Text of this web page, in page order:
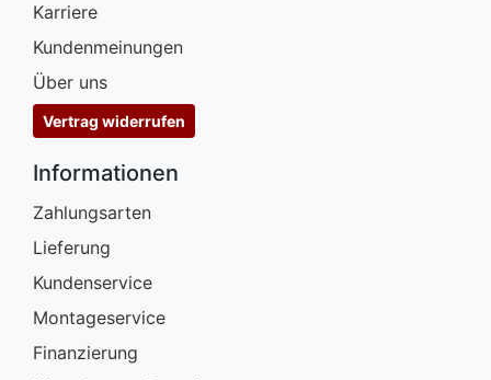
Karriere
Kundenmeinungen
Über uns
Vertrag widerrufen
Informationen
Zahlungsarten
Lieferung
Kundenservice
Montageservice
Finanzierung